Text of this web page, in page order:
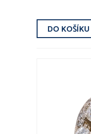
DO KOŠÍKU